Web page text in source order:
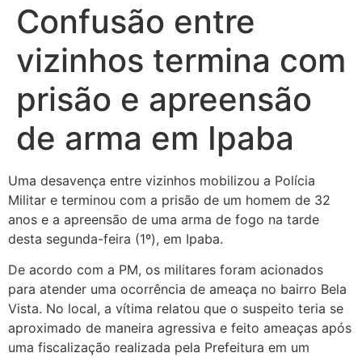
Confusão entre
vizinhos termina com
prisão e apreensão
de arma em Ipaba
Uma desavença entre vizinhos mobilizou a Polícia
Militar e terminou com a prisão de um homem de 32
anos e a apreensão de uma arma de fogo na tarde
desta segunda-feira (1º), em Ipaba.
De acordo com a PM, os militares foram acionados
para atender uma ocorrência de ameaça no bairro Bela
Vista. No local, a vítima relatou que o suspeito teria se
aproximado de maneira agressiva e feito ameaças após
uma fiscalização realizada pela Prefeitura em um